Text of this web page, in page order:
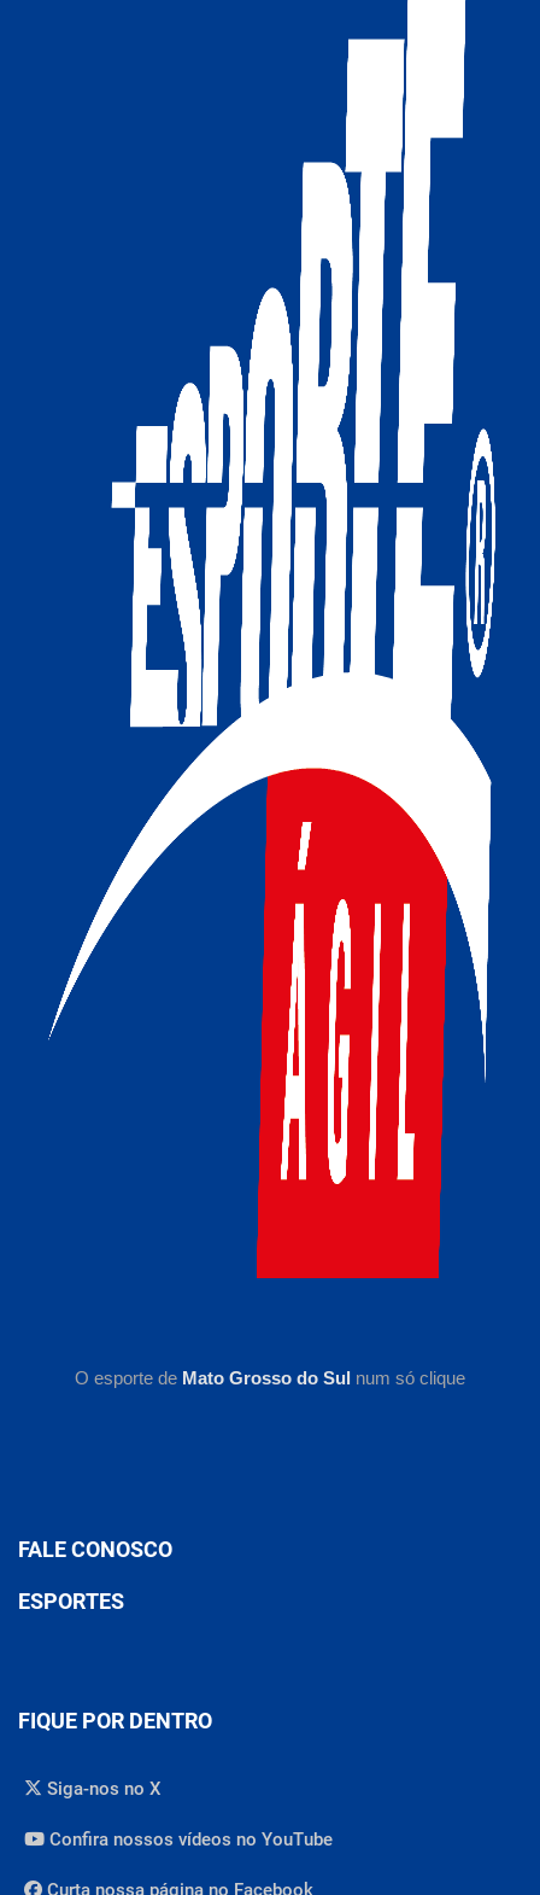
O esporte de Mato Grosso do Sul num só clique
FALE CONOSCO
ESPORTES
FIQUE POR DENTRO
Siga-nos no X
Confira nossos vídeos no YouTube
Curta nossa página no Facebook